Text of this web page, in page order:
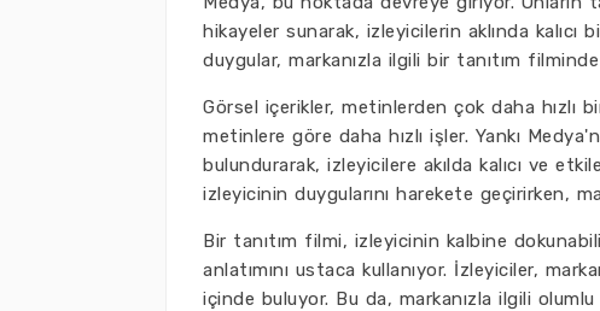
hikayeler sunarak, izleyicilerin aklında
duygular, markanızla ilgili bir tanıtım
Görsel içerikler, metinlerden çok daha hızlı
metinlere göre daha hızlı işler. Yankı
bulundurarak, izleyicilere akılda kalıcı ve
izleyicinin duygularını harekete geçirirken,
Bir tanıtım filmi, izleyicinin kalbine
anlatımını ustaca kullanıyor. İzleyiciler,
içinde buluyor. Bu da, markanızla ilgili